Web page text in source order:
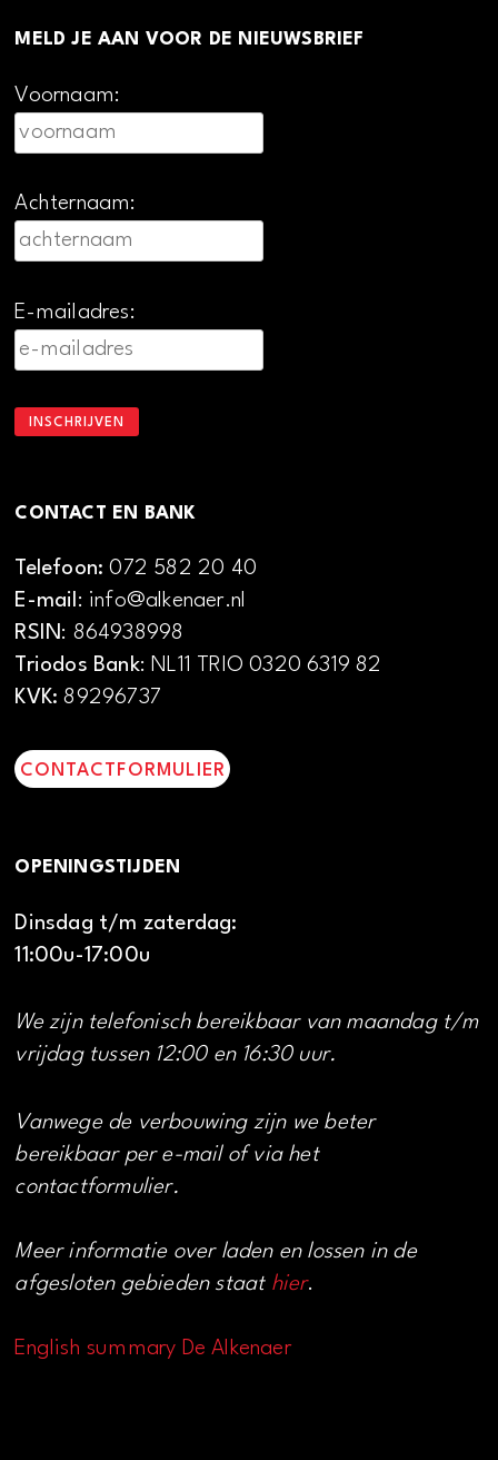
MELD JE AAN VOOR DE NIEUWSBRIEF
Voornaam:
Achternaam:
E-mailadres:
CONTACT EN BANK
Telefoon:072 582 20 40
E-mail: info@alkenaer.nl
RSIN: 864938998
Triodos Bank: NL11 TRIO 0320 6319 82
KVK: 89296737
CONTACTFORMULIER
OPENINGSTIJDEN
Dinsdag t/m zaterdag:
11:00u-17:00u
We zijn telefonisch bereikbaar van maandag t/m
vrijdag tussen 12:00 en 16:30 uur.
Vanwege de verbouwing zijn we beter
bereikbaar per e-mail of via het
contactformulier.
Meer informatie over laden en lossen in de
afgesloten gebieden staat hier.
English summary De Alkenaer